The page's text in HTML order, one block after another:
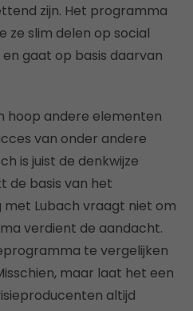
zijn. Het programma
ze slim delen op social
gaat op basis daarvan
hoop andere elementen
van onder andere
is juist de denkwijze
de basis van het
met Lubach vraagt niet om
verdient de aandacht.
te vergelijken
maar laat het een
altijd